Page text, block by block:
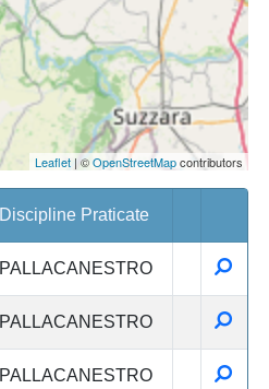
Leaflet| ©OpenStreetMapcontributors
Discipline Praticate
PALLACANESTRO
PALLACANESTRO
PALLACANESTRO